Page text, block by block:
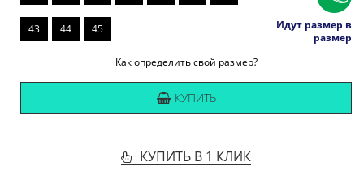
43 44 45
Идут размер в
размер
Как определить свой размер?
КУПИТЬ
КУПИТЬ В 1 КЛИК